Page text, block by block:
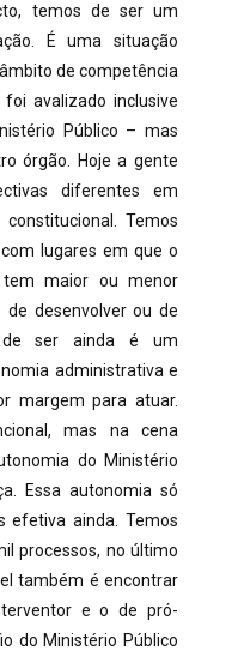
temos de ser um
É uma situação
de competência
avalizado inclusive
Público – mas
órgão. Hoje a gente
diferentes em
Temos
lugares em que o
tem maior ou menor
desenvolver ou de
de ser ainda é um
administrativa e
margem para atuar.
mas na cena
do Ministério
Essa autonomia só
efetiva ainda. Temos
processos, no último
também é encontrar
e o de pró-
do Ministério Público